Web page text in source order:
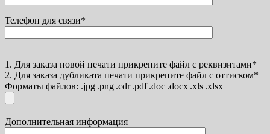
Телефон для связи*
1. Для заказа новой печати прикрепите файл с реквизитами*
2. Для заказа дубликата печати прикрепите файл с оттиском*
Форматы файлов: .jpg|.png|.cdr|.pdf|.doc|.docx|.xls|.xlsx
Дополнительная информация